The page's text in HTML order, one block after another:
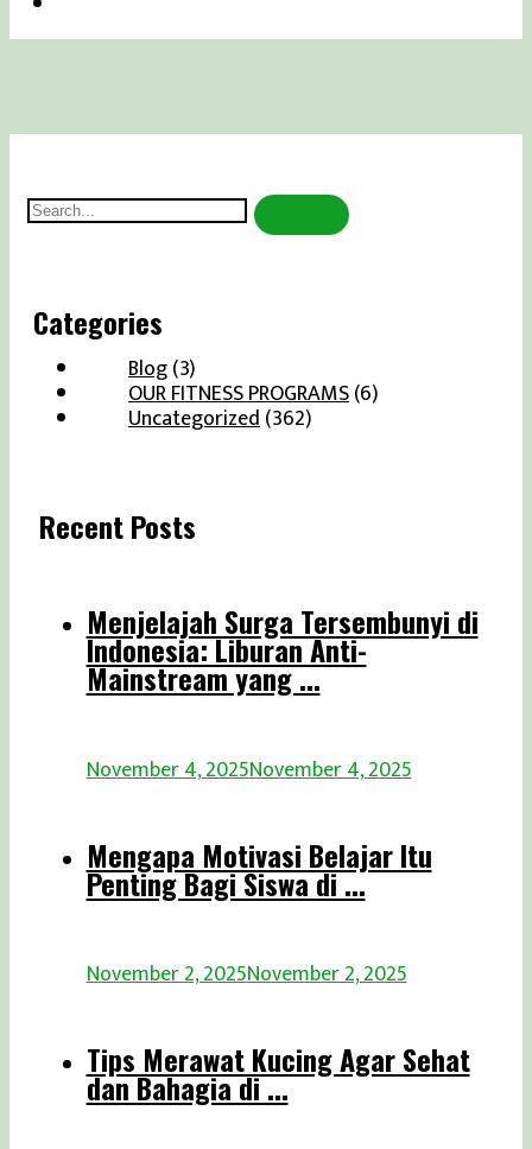
Categories
Blog(3)
OUR FITNESS PROGRAMS(6)
Uncategorized(362)
Search
for:
Recent Posts
Menjelajah Surga Tersembunyi di
Indonesia: Liburan Anti-
Mainstream yang ...
November 4, 2025November 4, 2025
Mengapa Motivasi Belajar Itu
Penting Bagi Siswa di ...
November 2, 2025November 2, 2025
Tips Merawat Kucing Agar Sehat
dan Bahagia di ...